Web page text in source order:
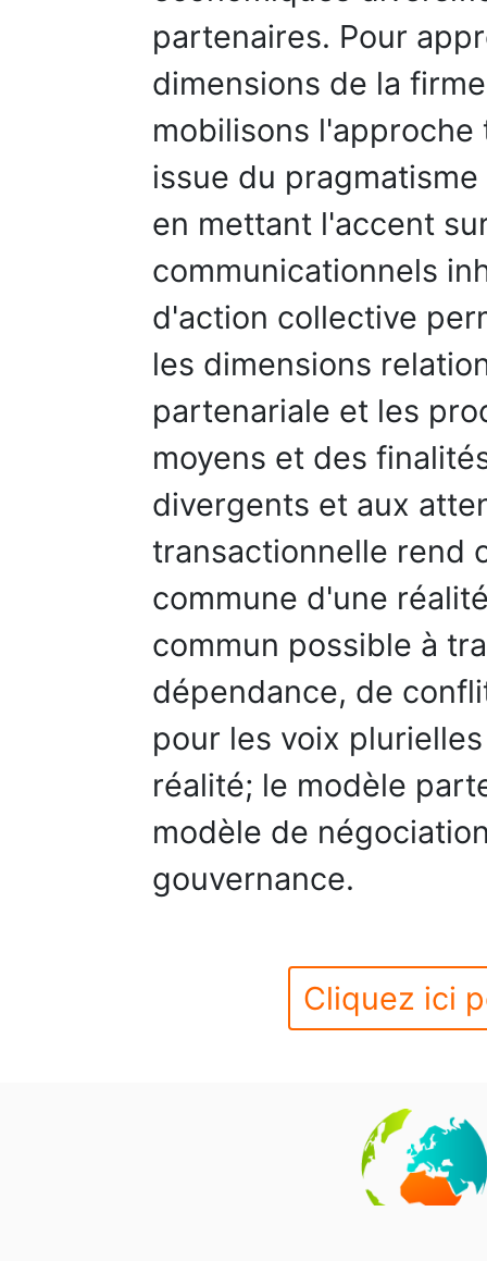
partenaires. Pour
dimensions de la
mobilisons
issue du
en mettant l'accent
communicationnels
d'action collective
les dimensions
partenariale et les
moyens et des
divergents et aux
transactionnelle rend
commune d'une
commun possible à
dépendance, de
pour les voix
réalité; le modèle
modèle de
gouvernance.
Cliquez ici